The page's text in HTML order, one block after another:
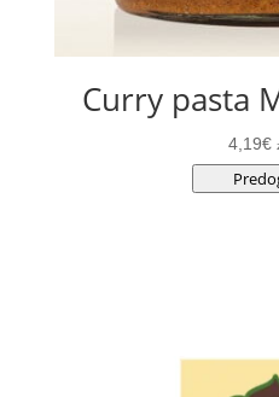
Curry pasta
4,19€